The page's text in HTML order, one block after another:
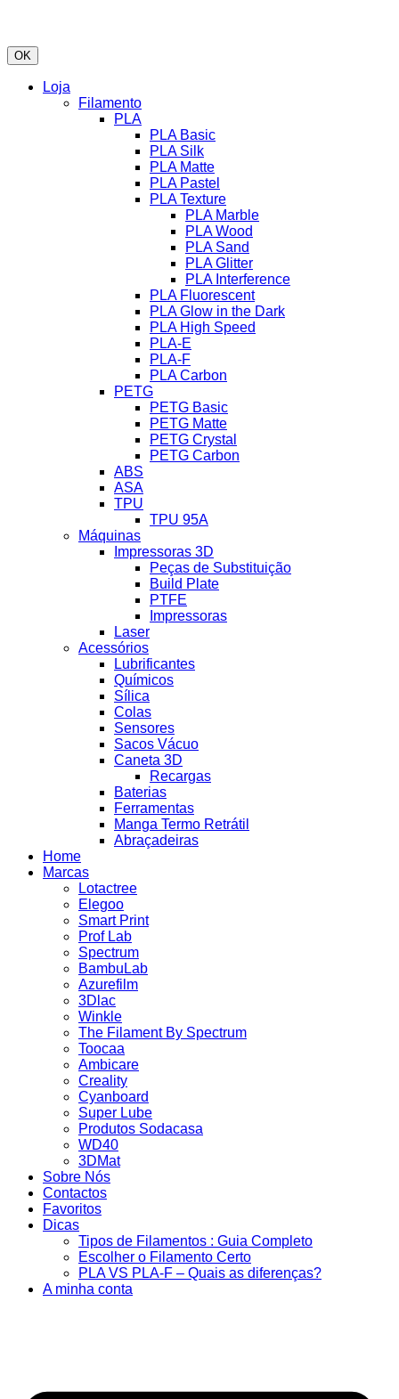
OK
Loja
Filamento
PLA
PLA Basic
PLA Silk
PLA Matte
PLA Pastel
PLA Texture
PLA Marble
PLA Wood
PLA Sand
PLA Glitter
PLA Interference
PLA Fluorescent
PLA Glow in the Dark
PLA High Speed
PLA-E
PLA-F
PLA Carbon
PETG
PETG Basic
PETG Matte
PETG Crystal
PETG Carbon
ABS
ASA
TPU
TPU 95A
Máquinas
Impressoras 3D
Peças de Substituição
Build Plate
PTFE
Impressoras
Laser
Acessórios
Lubrificantes
Químicos
Sílica
Colas
Sensores
Sacos Vácuo
Caneta 3D
Recargas
Baterias
Ferramentas
Manga Termo Retrátil
Abraçadeiras
Home
Marcas
Lotactree
Elegoo
Smart Print
Prof Lab
Spectrum
BambuLab
Azurefilm
3Dlac
Winkle
The Filament By Spectrum
Toocaa
Ambicare
Creality
Cyanboard
Super Lube
Produtos Sodacasa
WD40
3DMat
Sobre Nós
Contactos
Favoritos
Dicas
Tipos de Filamentos : Guia Completo
Escolher o Filamento Certo
PLA VS PLA-F – Quais as diferenças?
A minha conta